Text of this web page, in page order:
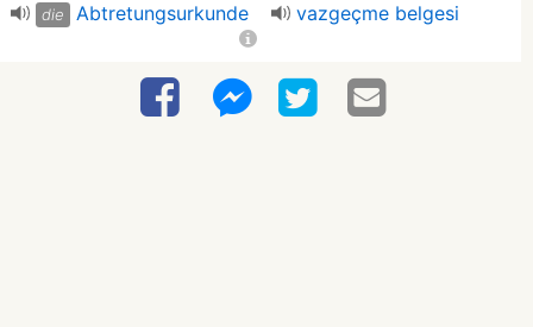
die Abtretungsurkunde vazgeçme belgesi